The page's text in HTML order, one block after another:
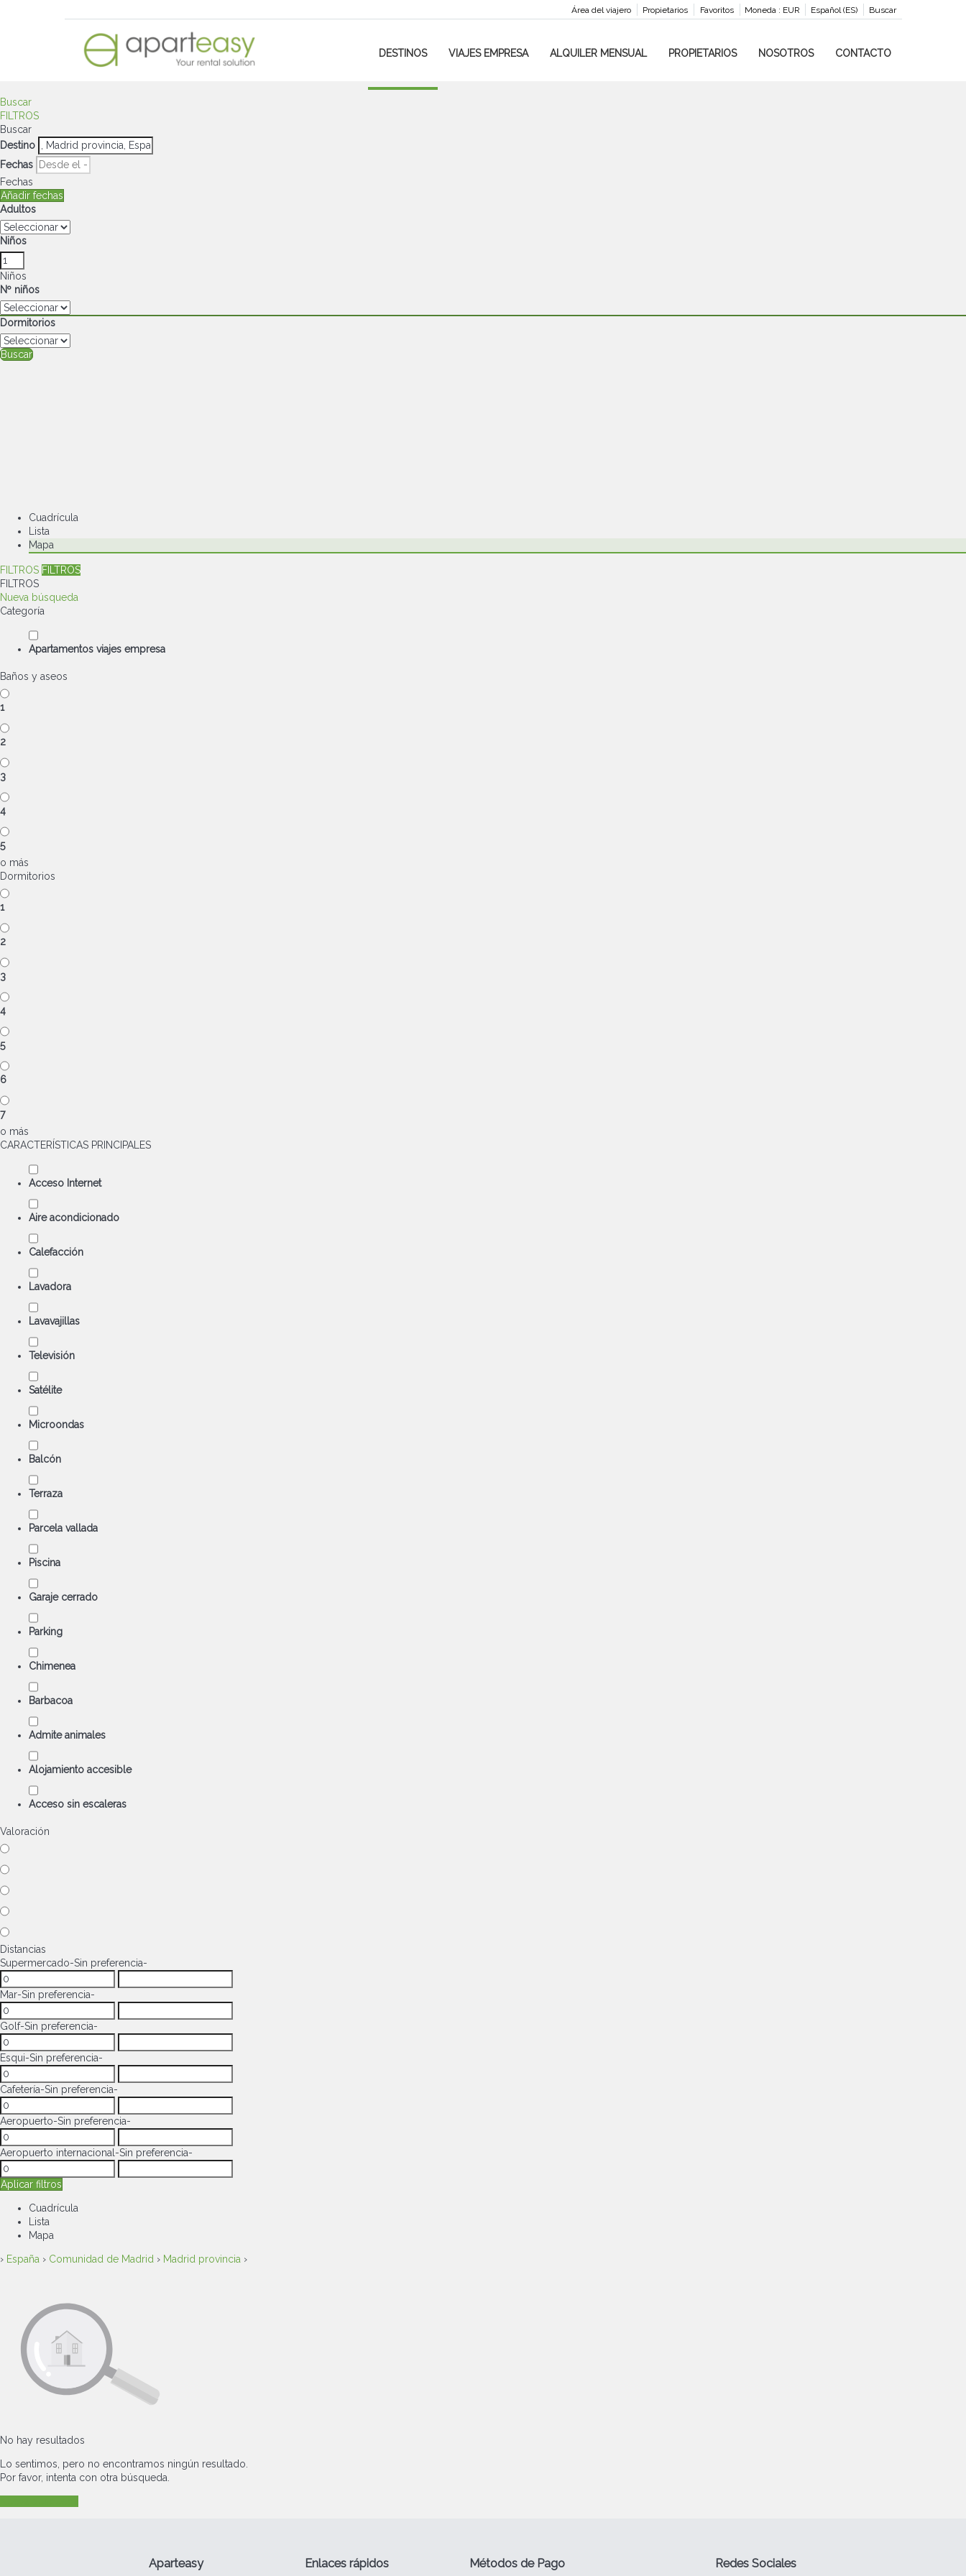
Buscar
Español (ES)
Moneda : EUR
Favoritos
Propietarios
Área del viajero
DESTINOS VIAJES EMPRESA ALQUILER MENSUAL PROPIETARIOS NOSOTROS CONTACTO
Buscar
FILTROS
Buscar
Destino
Fechas
Fechas
Añadir fechas
Adultos
Niños
Niños
Nº niños
Dormitorios
Buscar
Cuadrícula
Lista
Mapa
FILTROS FILTROS
FILTROS
Nueva búsqueda
Categoría
Apartamentos viajes empresa
Baños y aseos
1
2
3
4
5
o más
Dormitorios
1
2
3
4
5
6
7
o más
CARACTERÍSTICAS PRINCIPALES
Acceso Internet
Aire acondicionado
Calefacción
Lavadora
Lavavajillas
Televisión
Satélite
Microondas
Balcón
Terraza
Parcela vallada
Piscina
Garaje cerrado
Parking
Chimenea
Barbacoa
Admite animales
Alojamiento accesible
Acceso sin escaleras
Valoración
Distancias
Supermercado-Sin preferencia-
Mar-Sin preferencia-
Golf-Sin preferencia-
Esqui-Sin preferencia-
Cafetería-Sin preferencia-
Aeropuerto-Sin preferencia-
Aeropuerto internacional -Sin preferencia-
Aplicar filtros
Cuadrícula
Lista
Mapa
› España › Comunidad de Madrid › Madrid provincia ›
No hay resultados
Lo sentimos, pero no encontramos ningún resultado.
Por favor, intenta con otra búsqueda.
Aparteasy Enlaces rápidos Métodos de Pago Redes Sociales